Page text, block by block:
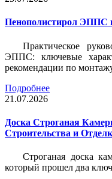
Пенополистирол ЭППС
Практическое
ЭППС: ключевые
рекомендации по
Подробнее
21.07.2026
Доска Строганая
Строительства и
Строганая доска
который прошел два